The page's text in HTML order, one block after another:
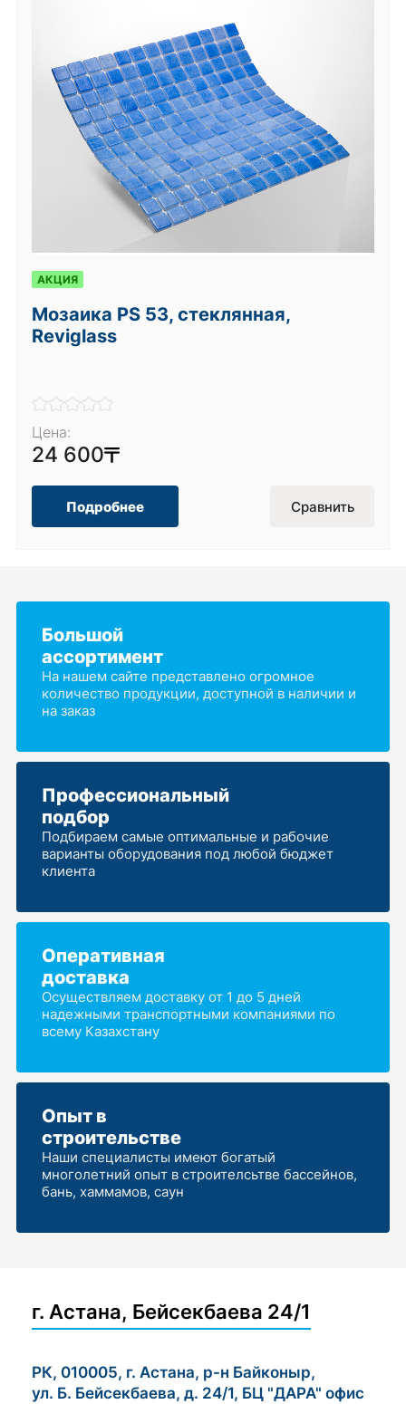
АКЦИЯ
Мозаика PS 53, стеклянная,
Reviglass
Цена:
24 600
Подробнее Сравнить
Большой
ассортимент
На нашем сайте представлено огромное
количество продукции, доступной в наличии и
на заказ
Профессиональный
подбор
Подбираем самые оптимальные и рабочие
варианты оборудования под любой бюджет
клиента
Оперативная
доставка
Осуществляем доставку от 1 до 5 дней
надежными транспортными компаниями по
всему Казахстану
Опыт в
строительстве
Наши специалисты имеют богатый
многолетний опыт в строителсьтве бассейнов,
бань, хаммамов, саун
г. Астана, Бейсекбаева 24/1
РК, 010005, г. Астана, р-н Байконыр,
ул. Б. Бейсекбаева, д. 24/1, БЦ "ДАРА" офис